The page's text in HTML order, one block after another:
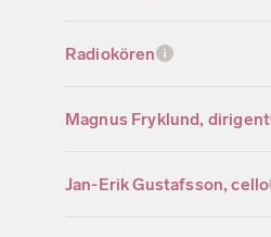
Radiokören
Magnus Fryklund, dirigent
Jan-Erik Gustafsson, cello